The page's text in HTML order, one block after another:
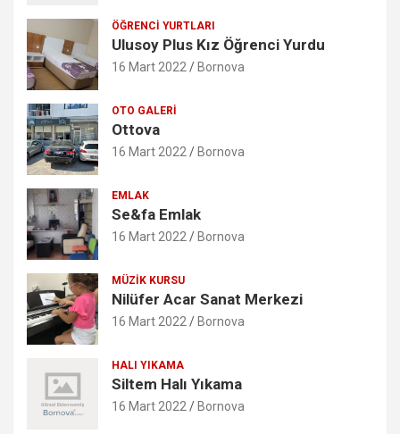
ÖĞRENCI YURTLARI
Ulusoy Plus Kız Öğrenci Yurdu
16 Mart 2022 Bornova
OTO GALERI
Ottova
16 Mart 2022 Bornova
EMLAK
Se&fa Emlak
16 Mart 2022 Bornova
MÜZIK KURSU
Nilüfer Acar Sanat Merkezi
16 Mart 2022 Bornova
HALI YIKAMA
Siltem Halı Yıkama
16 Mart 2022 Bornova